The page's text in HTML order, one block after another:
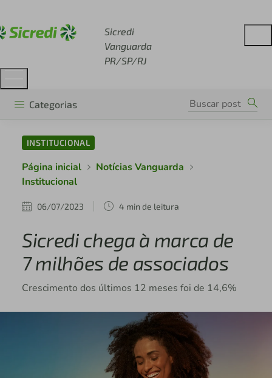
Sicredi
Vanguarda
PR/SP/RJ
Categorias
INSTITUCIONAL
Página inicial
Notícias Vanguarda
Institucional
06/07/2023 4 min de leitura
Sicredi chega à marca de
7 milhões de associados
Crescimento dos últimos 12 meses foi de 14,6%